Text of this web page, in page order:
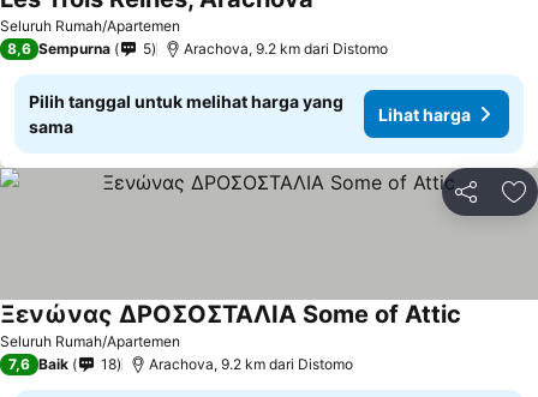
Seluruh Rumah/Apartemen
8,6 Sempurna 5 Arachova, 9.2 km dari Distomo
Pilih tanggal untuk melihat harga yang
sama
Lihat harga
Bagikan
Seluruh Rumah/Apartemen
Ξενώνας ΔΡΟΣΟΣΤΑΛΙΑ Some of Attic
7,6 Baik 18 Arachova, 9.2 km dari Distomo